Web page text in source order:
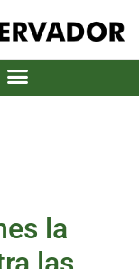
la